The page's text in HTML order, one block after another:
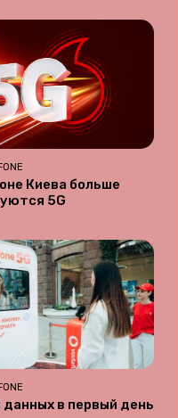
Киева больше
5G
данных в первый день